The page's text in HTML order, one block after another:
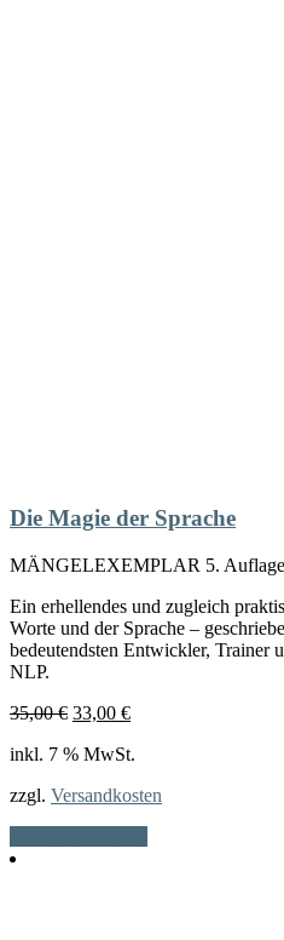
Die Magie der Sprache
MÄNGELEXEMPLAR 5. Auflage
Ein erhellendes und zugleich
Worte und der Sprache –
bedeutendsten Entwickler, Trainer
NLP.
35,00€ Ursprünglicher
war:
33,00 €Aktueller
ist:
inkl. 7 % MwSt.
zzgl. Versandkosten